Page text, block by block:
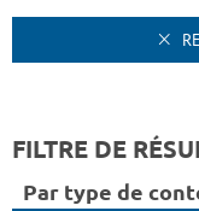
FILTRE DE
Par type de